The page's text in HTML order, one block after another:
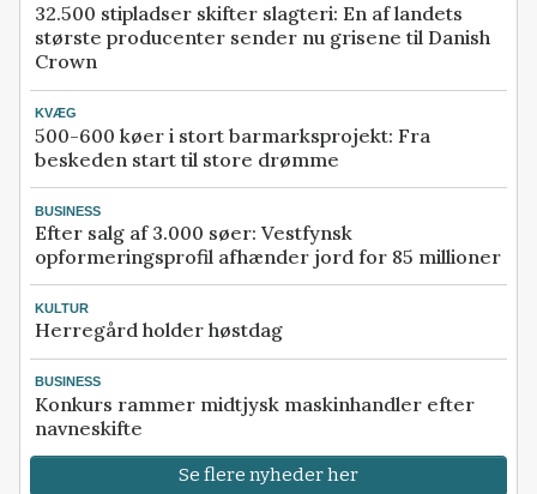
32.500 stipladser skifter slagteri: En af landets
største producenter sender nu grisene til Danish
Crown
KVÆG
500-600 køer i stort barmarksprojekt: Fra
beskeden start til store drømme
BUSINESS
Efter salg af 3.000 søer: Vestfynsk
opformeringsprofil afhænder jord for 85 millioner
KULTUR
Herregård holder høstdag
BUSINESS
Konkurs rammer midtjysk maskinhandler efter
navneskifte
Se flere nyheder her